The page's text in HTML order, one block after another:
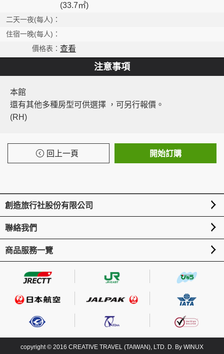
(33.7㎡)
查看
注意事項
本館
還有其他多種房型可供選擇 ，可另行報價。
(RH)
回上一頁 開始訂購
創造旅行社股份有限公司
聯絡我們
商品服務一覽
copyright © 2016 CREATIVE TRAVEL (TAIWAN), LTD. D. By WINUX